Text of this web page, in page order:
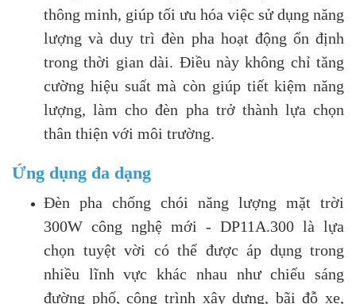
thông minh, giúp tối ưu hóa việc sử dụng năng
lượng và duy trì đèn pha hoạt động ổn định
trong thời gian dài. Điều này không chỉ tăng
cường hiệu suất mà còn giúp tiết kiệm năng
lượng, làm cho đèn pha trở thành lựa chọn
thân thiện với môi trường.
Ứng dụng đa dạng
Đèn pha chống chói năng lượng mặt trời
300W công nghệ mới - DP11A.300 là lựa
chọn tuyệt vời có thể được áp dụng trong
nhiều lĩnh vực khác nhau như chiếu sáng
đường phố, công trình xây dựng, bãi đỗ xe,